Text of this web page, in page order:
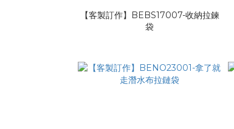
【客製訂作】BEBS17007-收納拉鍊
袋